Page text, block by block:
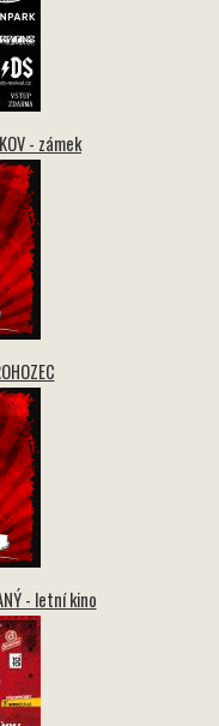
- zámek
- letní kino